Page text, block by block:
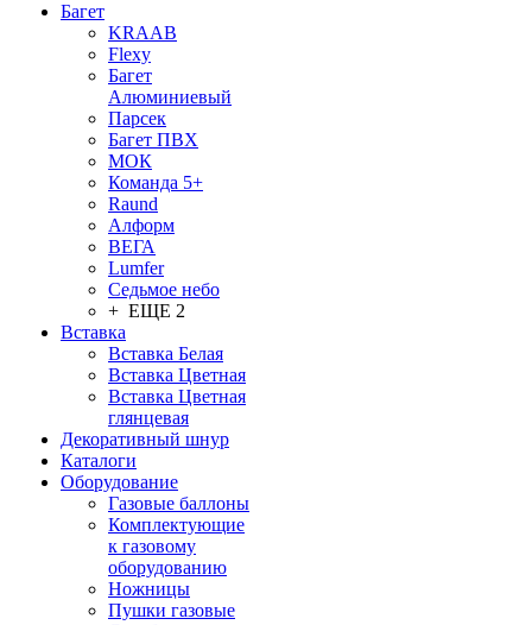
Багет
KRAAB
Flexy
Багет
Алюминиевый
Парсек
Багет ПВХ
МОК
Команда 5+
Raund
Алформ
ВЕГА
Lumfer
Седьмое небо
+ ЕЩЕ 2
Вставка
Вставка Белая
Вставка Цветная
Вставка Цветная
глянцевая
Декоративный шнур
Каталоги
Оборудование
Газовые баллоны
Комплектующие
к газовому
оборудованию
Ножницы
Пушки газовые